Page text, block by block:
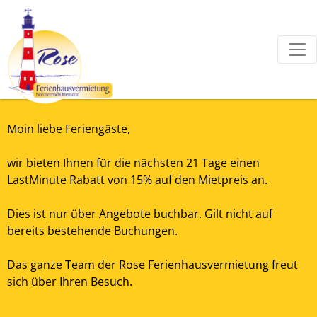
Moin liebe Feriengäste,
wir bieten Ihnen für die nächsten 21 Tage einen
LastMinute Rabatt von 15% auf den Mietpreis an.
Dies ist nur über Angebote buchbar. Gilt nicht auf
bereits bestehende Buchungen.
Das ganze Team der Rose Ferienhausvermietung freut
sich über Ihren Besuch.